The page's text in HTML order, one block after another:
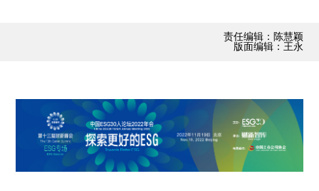
责任编辑：陈慧颖
版面编辑：王永